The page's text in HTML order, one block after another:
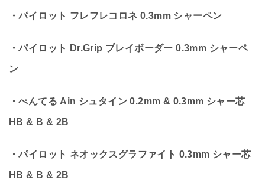
・パイロット フレフレコロネ 0.3mm シャーペン
・パイロット Dr.Grip プレイボーダー 0.3mm シャーペ
ン
・ぺんてる Ain シュタイン 0.2mm & 0.3mm シャー芯
HB & B & 2B
・パイロット ネオックスグラファイト 0.3mm シャー芯
HB & B & 2B